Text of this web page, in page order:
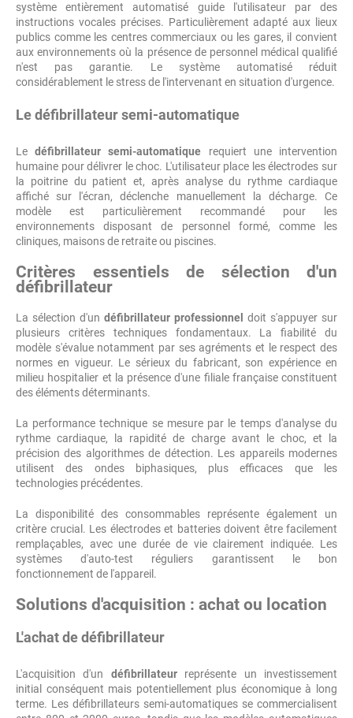
système entièrement automatisé guide l'utilisateur par des
instructions vocales précises. Particulièrement adapté aux lieux
publics comme les centres commerciaux ou les gares, il convient
aux environnements où la présence de personnel médical qualifié
n'est pas garantie. Le système automatisé réduit
considérablement le stress de l'intervenant en situation d'urgence.
Le défibrillateur semi-automatique
Ledéfibrillateur semi-automatique requiert une intervention
humaine pour délivrer le choc. L'utilisateur place les électrodes sur
la poitrine du patient et, après analyse du rythme cardiaque
affiché sur l'écran, déclenche manuellement la décharge. Ce
modèle est particulièrement recommandé pour les
environnements disposant de personnel formé, comme les
cliniques, maisons de retraite ou piscines.
Critères essentiels de sélection d'un
défibrillateur
La sélection d'un défibrillateur professionnel doit s'appuyer sur
plusieurs critères techniques fondamentaux. La fiabilité du
modèle s'évalue notamment par ses agréments et le respect des
normes en vigueur. Le sérieux du fabricant, son expérience en
milieu hospitalier et la présence d'une filiale française constituent
des éléments déterminants.
La performance technique se mesure par le temps d'analyse du
rythme cardiaque, la rapidité de charge avant le choc, et la
précision des algorithmes de détection. Les appareils modernes
utilisent des ondes biphasiques, plus efficaces que les
technologies précédentes.
La disponibilité des consommables représente également un
critère crucial. Les électrodes et batteries doivent être facilement
remplaçables, avec une durée de vie clairement indiquée. Les
systèmes d'auto-test réguliers garantissent le bon
fonctionnement de l'appareil.
Solutions d'acquisition : achat ou location
L'achat de défibrillateur
L'acquisition d'un défibrillateurreprésente un investissement
initial conséquent mais potentiellement plus économique à long
terme. Les défibrillateurs semi-automatiques se commercialisent